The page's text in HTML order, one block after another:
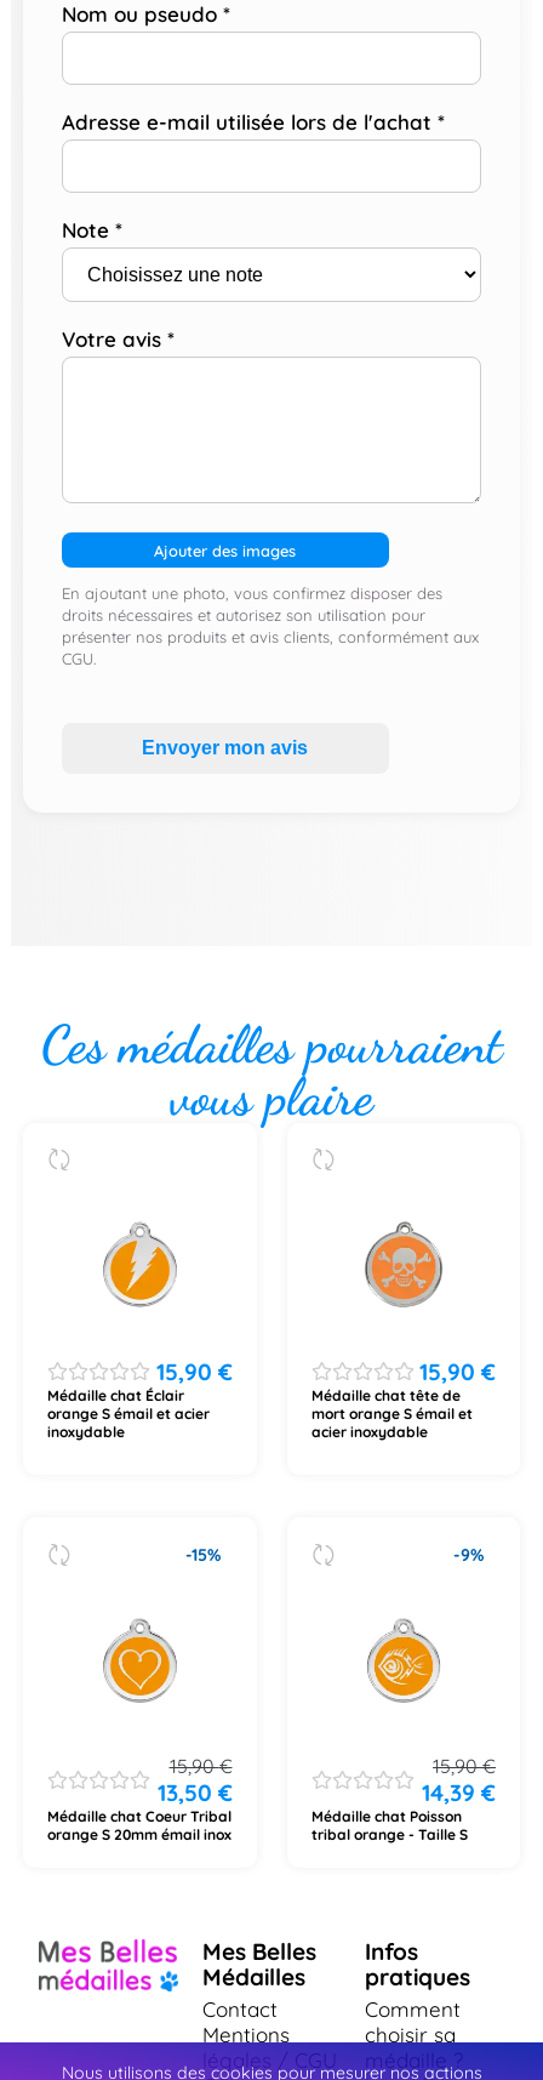
Nom ou pseudo *
Adresse e-mail utilisée lors de l'achat *
Note *
Votre avis *
Ajouter des images
En ajoutant une photo, vous confirmez disposer des
droits nécessaires et autorisez son utilisation pour
présenter nos produits et avis clients, conformément aux
CGU.
Envoyer mon avis
Ces médailles pourraient
vous plaire
15,90 €
Médaille chat Éclair
orange S émail et acier
inoxydable
15,90€
Médaille chat tête de
mort orange S émail et
acier inoxydable
-15%
15,90€
13,50 €
Médaille chat Coeur Tribal
orange S 20mm émail inox
-9%
15,90€
14,39€
Médaille chat Poisson
tribal orange - Taille S
Mes Belles
Médailles
Contact
Mentions
légales / CGU
Infos
pratiques
Comment
choisir sa
médaille ?
Nous utilisons des cookies pour mesurer nos actions